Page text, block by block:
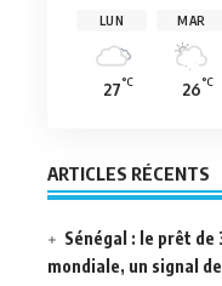
LUN
27°C
MAR
26°C
ARTICLES RÉCENTS
Sénégal : le prêt de
mondiale, un signal